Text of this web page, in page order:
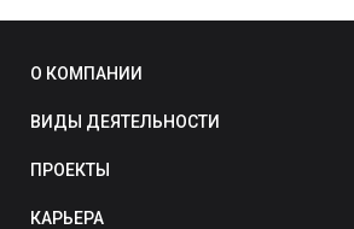
О КОМПАНИИ
ВИДЫ ДЕЯТЕЛЬНОСТИ
ПРОЕКТЫ
КАРЬЕРА